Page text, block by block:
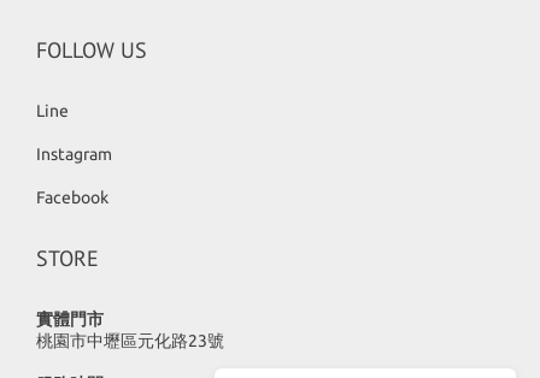
FOLLOW US
Line
Instagram
Facebook
STORE
實體門市
桃園市中壢區元化路23號